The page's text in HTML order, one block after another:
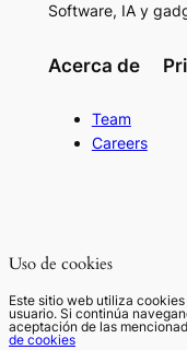
Software, IA y
Acerca de
Team
Careers
Uso de cookies
Este sitio web utiliza
usuario. Si continúa
aceptación de las
de cookies